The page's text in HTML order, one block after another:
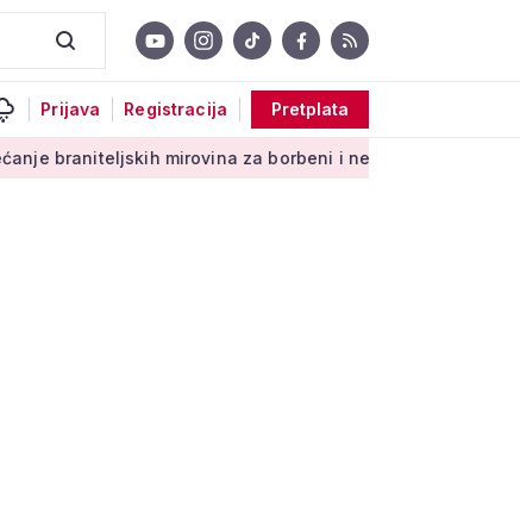
Prijava Registracija Pretplata
mirovina za borbeni i neborbeni sektor od početka